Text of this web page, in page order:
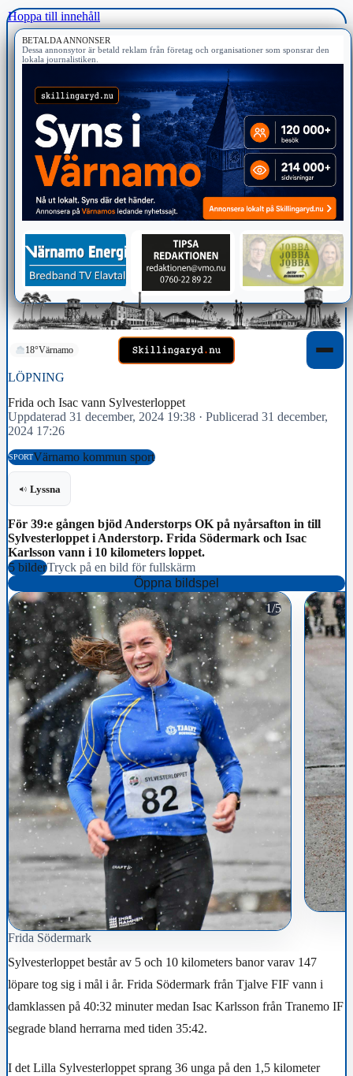
Hoppa till innehåll
BETALDA ANNONSER
Dessa annonsytor är betald reklam från företag och organisationer som sponsrar den
lokala journalistiken.
18°Värnamo
LÖPNING
Frida och Isac vann Sylvesterloppet
Uppdaterad 31 december, 2024 19:38 · Publicerad 31 december,
2024 17:26
SPORTVärnamo kommun sport
Lyssna
För 39:e gången bjöd Anderstorps OK på nyårsafton in till
Sylvesterloppet i Anderstorp. Frida Södermark och Isac
Karlsson vann i 10 kilometers loppet.
5 bilderTryck på en bild för fullskärm
Öppna bildspel
1/5
Frida Södermark
Sylvesterloppet består av 5 och 10 kilometers banor varav 147
löpare tog sig i mål i år. Frida Södermark från Tjalve FIF vann i
damklassen på 40:32 minuter medan Isac Karlsson från Tranemo IF
segrade bland herrarna med tiden 35:42.
I det Lilla Sylvesterloppet sprang 36 unga på den 1,5 kilometer